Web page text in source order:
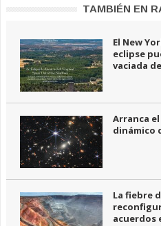
TAMBIÉN EN
El New
eclipse
vaciada
Arranca
dinámico
La fiebre
acuerdos